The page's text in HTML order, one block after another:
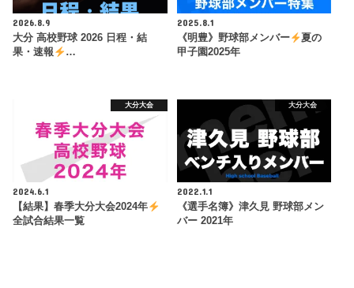
2026.8.9
大分 高校野球 2026 日程・結
果・速報
…
2025.8.1
《明豊》野球部メンバー
夏の
甲子園2025年
大分大会
2024.6.1
【結果】春季大分大会2024年
全試合結果一覧
大分大会
2022.1.1
《選手名簿》津久見 野球部メン
バー 2021年